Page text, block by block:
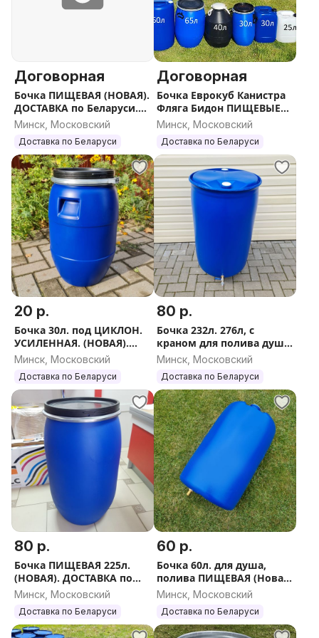
Договорная
Бочка ПИЩЕВАЯ (НОВАЯ).
ДОСТАВКА по Беларуси.
Вышлю ЕВРОПОЧТОЙ.
Минск, Московский
Доставка по Беларуси
Договорная
Бочка Еврокуб Канистра
Фляга Бидон ПИЩЕВЫЕ
(АБСОЛЮТНО НОВЫЕ).
ДОСТАВКА по РБ. Вышлю
ЕВРОПОЧТОЙ.
Минск, Московский
Доставка по Беларуси
20 р.
Бочка 30л. под ЦИКЛОН.
УСИЛЕННАЯ. (НОВАЯ).
ПИЩЕВАЯ. ДОСТАВКА по
Беларуси. Вышлю
ЕВРОПОЧТОЙ. ПОЧТОЙ.
Минск, Московский
Доставка по Беларуси
80 р.
Бочка 232л. 276л, с
краном для полива душа
ПИЩЕВАЯ (НОВАЯ)
Доставка по Беларуси.
Вышлю ЕВРОПОЧТОЙ
Минск, Московский
Доставка по Беларуси
80 р.
Бочка ПИЩЕВАЯ 225л.
(НОВАЯ). ДОСТАВКА по
Беларуси. Вышлю
ЕВРОПОЧТОЙ.
Минск, Московский
Доставка по Беларуси
60 р.
Бочка 60л. для душа,
полива ПИЩЕВАЯ (Новая)
Доставка по Беларуси.
Вышлю ЕВРОПОЧТОЙ/
Почтой
Минск, Московский
Доставка по Беларуси